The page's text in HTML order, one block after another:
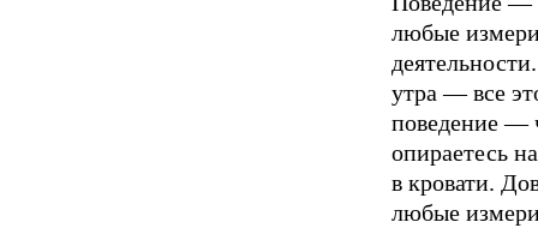
любые
утра — все
поведение —
опирае­тесь
в кровати.
любые